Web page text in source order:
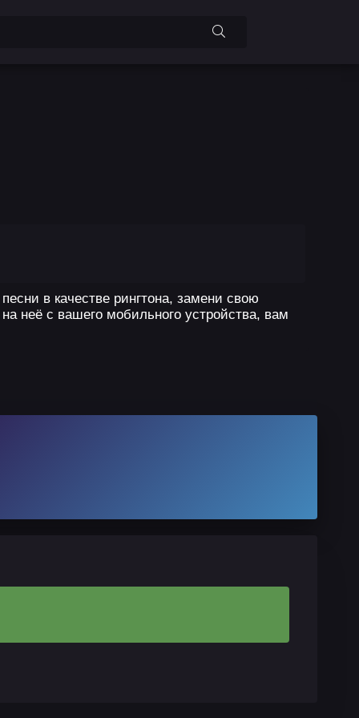
в качестве рингтона, замени свою
неё с вашего мобильного устройства, вам